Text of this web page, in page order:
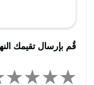
قُم بإرسال تقيمك